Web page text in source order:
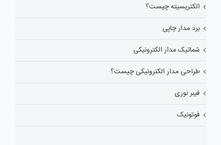
الکتریسیته چیست؟
برد مدار چاپی
شماتیک مدار الکترونیکی
طراحی مدار الکترونیکی چیست؟
فیبر نوری
فوتونیک